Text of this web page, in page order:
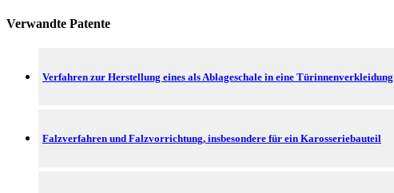
Verwandte Patente
Verfahren zur Herstellung eines als Ablageschale in eine
Falzverfahren und Falzvorrichtung, insbesondere für ein Karosseriebauteil